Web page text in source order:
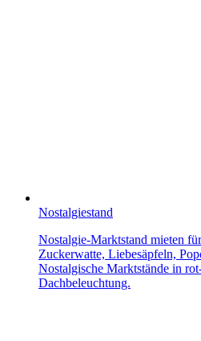
Nostalgiestand
Nostalgie-Marktstand mieten
Zuckerwatte, Liebesäpfeln,
Nostalgische Marktstände in
Dachbeleuchtung.